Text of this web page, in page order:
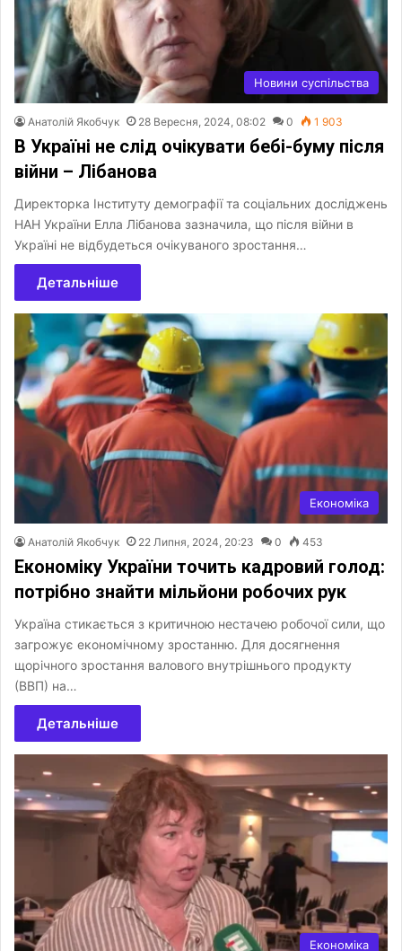
Новини суспільства
Анатолій Якобчук 28 Вересня, 2024, 08:02 0 1 903
В Україні не слід очікувати бебі-буму після
війни – Лібанова
Директорка Інституту демографії та соціальних досліджень
НАН України Елла Лібанова зазначила, що після війни в
Україні не відбудеться очікуваного зростання…
Детальніше
Економіка
Анатолій Якобчук 22 Липня, 2024, 20:23 0 453
Економіку України точить кадровий голод:
потрібно знайти мільйони робочих рук
Україна стикається з критичною нестачею робочої сили, що
загрожує економічному зростанню. Для досягнення
щорічного зростання валового внутрішнього продукту
(ВВП) на…
Детальніше
Економіка